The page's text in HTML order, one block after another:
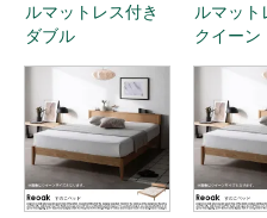
ルマットレス付き
ダブル
ルマット
クイーン